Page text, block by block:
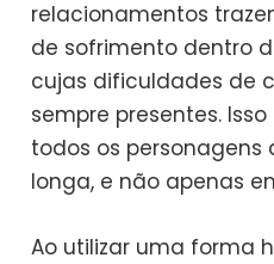
relacionamentos
de sofrimento dentro
cujas dificuldades de
sempre presentes.
todos os
longa, e não apenas
Ao utilizar uma forma